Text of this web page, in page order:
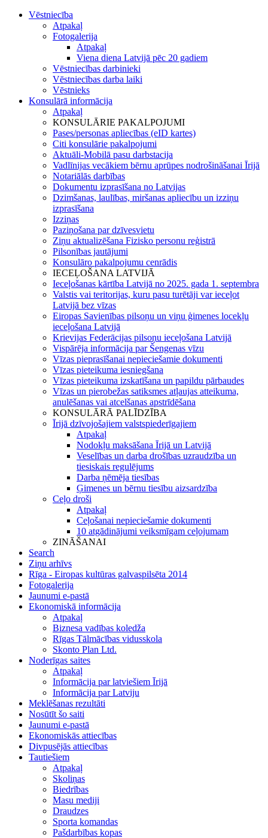
Vēstniecība
Atpakaļ
Fotogalerija
Atpakaļ
Viena diena Latvijā pēc 20 gadiem
Vēstniecības darbinieki
Vēstniecības darba laiki
Vēstnieks
Konsulārā informācija
Atpakaļ
KONSULĀRIE PAKALPOJUMI
Pases/personas apliecības (eID kartes)
Citi konsulārie pakalpojumi
Aktuāli-Mobilā pasu darbstacija
Vadlīnijas vecākiem bērnu aprūpes nodrošināšanai Īrijā
Notariālās darbības
Dokumentu izprasīšana no Latvijas
Dzimšanas, laulības, miršanas apliecību un izziņu
izprasīšana
Izziņas
Paziņošana par dzīvesvietu
Ziņu aktualizēšana Fizisko personu reģistrā
Pilsonības jautājumi
Konsulāro pakalpojumu cenrādis
IECEĻOŠANA LATVIJĀ
Ieceļošanas kārtība Latvijā no 2025. gada 1. septembra
Valstis vai teritorijas, kuru pasu turētāji var ieceļot
Latvijā bez vīzas
Eiropas Savienības pilsoņu un viņu ģimenes locekļu
ieceļošana Latvijā
Krievijas Federācijas pilsoņu ieceļošana Latvijā
Vispārēja informācija par Šengenas vīzu
Vīzas pieprasīšanai nepieciešamie dokumenti
Vīzas pieteikuma iesniegšana
Vīzas pieteikuma izskatīšana un papildu pārbaudes
Vīzas un pierobežas satiksmes atļaujas atteikuma,
anulēšanas vai atcelšanas apstrīdēšana
KONSULĀRĀ PALĪDZĪBA
Īrijā dzīvojošajiem valstspiederīgajiem
Atpakaļ
Nodokļu maksāšana Īrijā un Latvijā
Veselības un darba drošības uzraudzība un
tiesiskais regulējums
Darba ņēmēja tiesības
Ģimenes un bērnu tiesību aizsardzība
Ceļo droši
Atpakaļ
Ceļošanai nepieciešamie dokumenti
10 atgādinājumi veiksmīgam ceļojumam
ZINĀŠANAI
Search
Ziņu arhīvs
Rīga - Eiropas kultūras galvaspilsēta 2014
Fotogalerija
Jaunumi e-pastā
Ekonomiskā informācija
Atpakaļ
Biznesa vadības koledža
Rīgas Tālmācības vidusskola
Skonto Plan Ltd.
Noderīgas saites
Atpakaļ
Informācija par latviešiem Īrijā
Informācija par Latviju
Meklēšanas rezultāti
Nosūtīt šo saiti
Jaunumi e-pastā
Ekonomiskās attiecības
Divpusējās attiecības
Tautiešiem
Atpakaļ
Skoliņas
Biedrības
Masu mediji
Draudzes
Sporta komandas
Pašdarbības kopas